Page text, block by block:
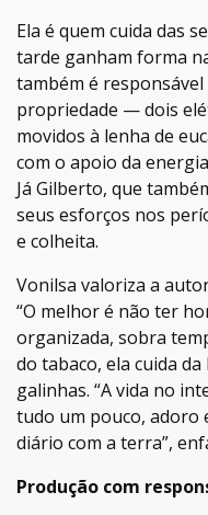
Ela é quem cuida das
tarde ganham forma
também é
propriedade — dois
movidos à lenha de
com o apoio da
Já Gilberto, que
seus esforços nos
e colheita.
Vonilsa valoriza a
“O melhor é não ter
organizada, sobra
do tabaco, ela cuida
galinhas. “A vida no
tudo um pouco, adoro
diário com a terra”,
Produção com